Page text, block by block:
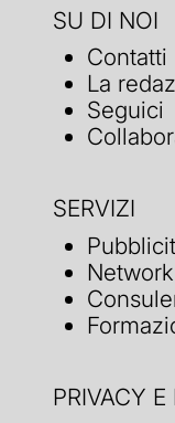
SU DI NOI
Contatti
La
Seguici
SERVIZI
PRIVACY